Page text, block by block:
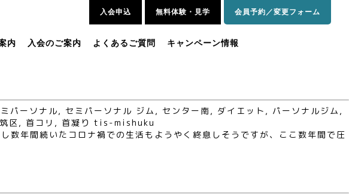
内 入会のご案内 よくあるご質問 キャンペーン情報
入会申込 無料体験・見学 会員予約／変更フォーム
パーソナル, セミパーソナル ジム , センター南, ダイエット , パーソナルジム ,
区 , 首コリ , 首凝り tis-mishuku
年間続いたコロナ禍での生活もようやく終息しそうですが、ここ数年間で圧